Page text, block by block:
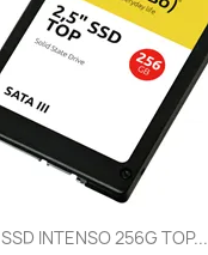
SSD INTENSO 256G TOP...